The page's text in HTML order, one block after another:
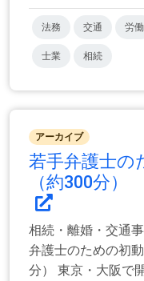
法務 交通 労働
士業 相続
アーカイブ
若手弁護士の
（約300分）
相続・離婚・交通
弁護士のための初
分） 東京・大阪で